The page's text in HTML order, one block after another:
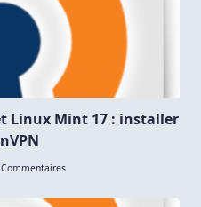
Owncloud
Et
Un
Peu
De
Débogage
Linux Mint 17 : installer
Sur